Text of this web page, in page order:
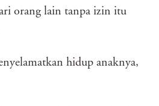
orang lain tanpa izin itu
hidup anaknya,